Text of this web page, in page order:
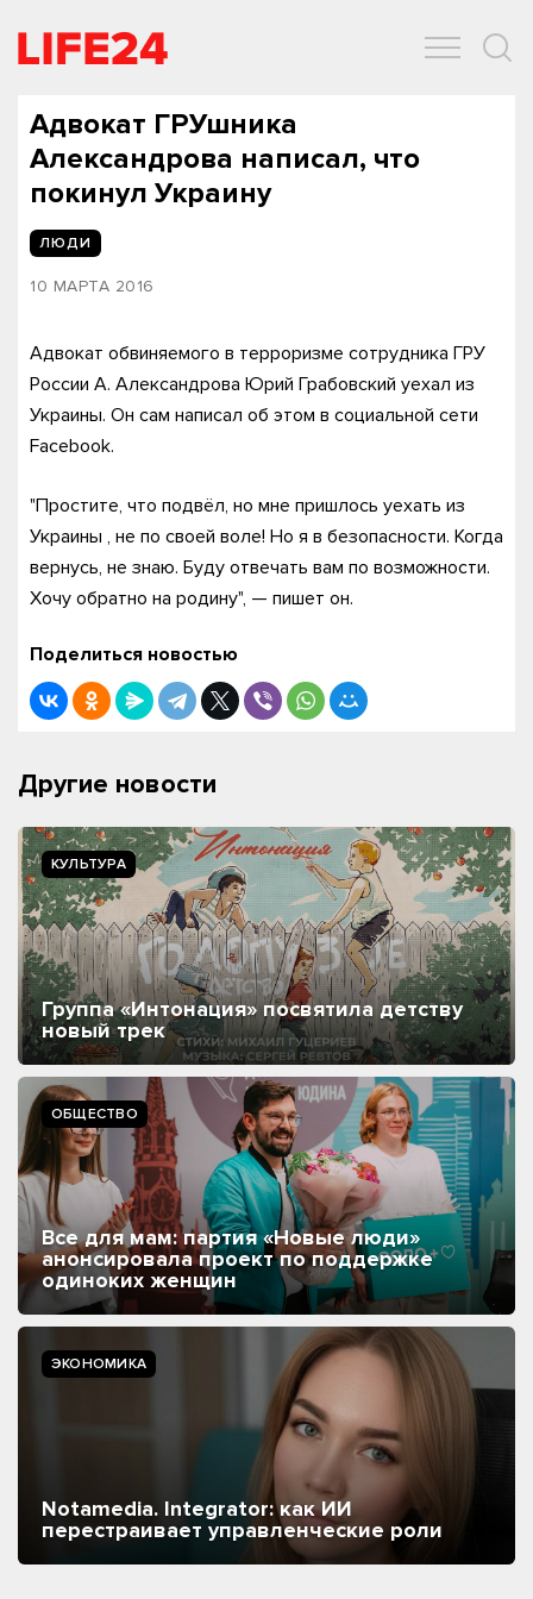
Адвокат ГРУшника
Александрова написал, что
покинул Украину
ЛЮДИ
10 МАРТА 2016
Адвокат обвиняемого в терроризме сотрудника ГРУ
России А. Александрова Юрий Грабовский уехал из
Украины. Он сам написал об этом в социальной сети
Facebook.
"Простите, что подвёл, но мне пришлось уехать из
Украины , не по своей воле! Но я в безопасности. Когда
вернусь, не знаю. Буду отвечать вам по возможности.
Хочу обратно на родину", — пишет он.
Поделиться новостью
Другие новости
КУЛЬТУРА
Группа «Интонация» посвятила детству
новый трек
ОБЩЕСТВО
Все для мам: партия «Новые люди»
анонсировала проект по поддержке
одиноких женщин
ЭКОНОМИКА
Notamedia. Integrator: как ИИ
перестраивает управленческие роли